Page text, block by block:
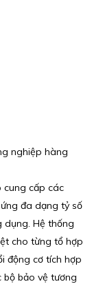
nghiệp hàng
cung cấp các
đa dạng tỷ số
dụng. Hệ thống
cho từng tổ hợp
động cơ tích hợp
bộ bảo vệ tương